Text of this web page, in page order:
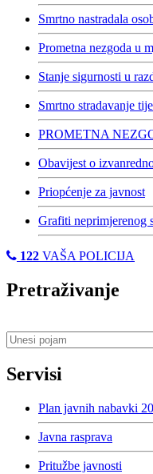
Smrtno nastradala
Prometna nezgoda u
Stanje sigurnosti u
Smrtno stradavanje
PROMETNA
Obavijest o
Priopćenje za javnost
Grafiti neprimjerenog
122 VAŠA POLICIJA
Pretraživanje
Servisi
Plan javnih nabavki
Javna rasprava
Pritužbe javnosti